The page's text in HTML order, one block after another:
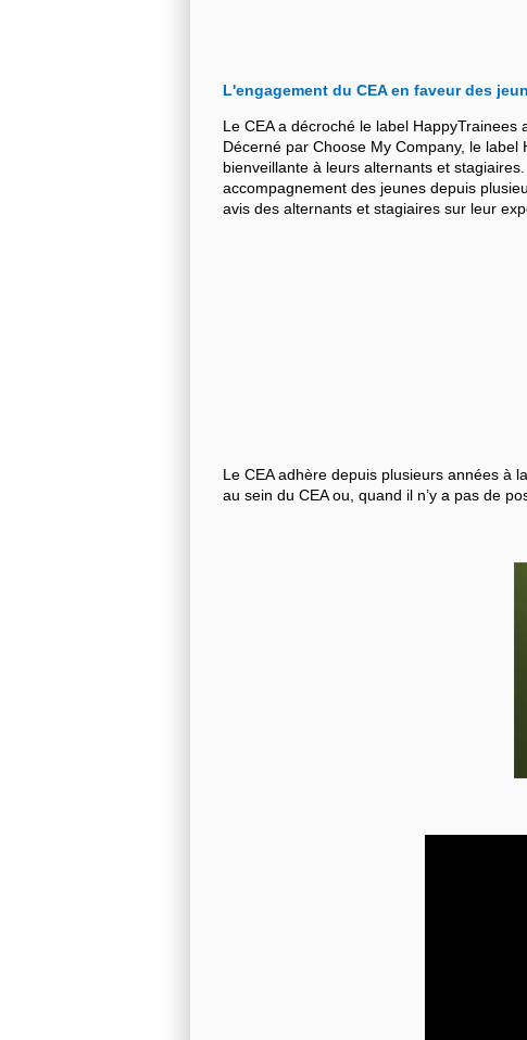
L'engagement du CEA en faveur des
Le CEA a décroché le label
Décerné par Choose My Company, le
bienveillante à leurs alternants et
accompagnement des jeunes depuis
avis des alternants et stagiaires sur leur
Le CEA adhère depuis plusieurs années à
au sein du CEA ou, quand il n’y a pas de